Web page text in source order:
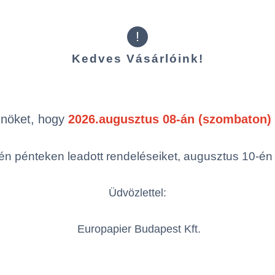
Megnevezés g/m² Szélesség
GripperGloss80g
félf.50x70,supertac,sima
80 g/m² 500 mm
!
Kedves Vásárlóink!
hogy 2026.augusztus 08-án
pénteken leadott rendeléseiket, augusztus 10-
Üdvözlettel:
Europapier Budapest Kft.